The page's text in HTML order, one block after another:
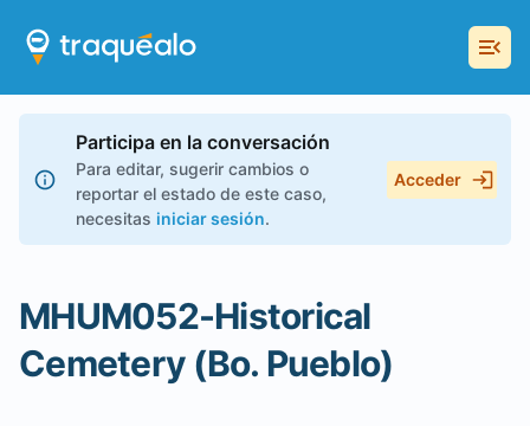
Participa en la conversación
Para editar, sugerir cambios o
reportar el estado de este caso,
necesitas iniciar sesión.
Acceder
MHUM052-Historical
Cemetery (Bo. Pueblo)